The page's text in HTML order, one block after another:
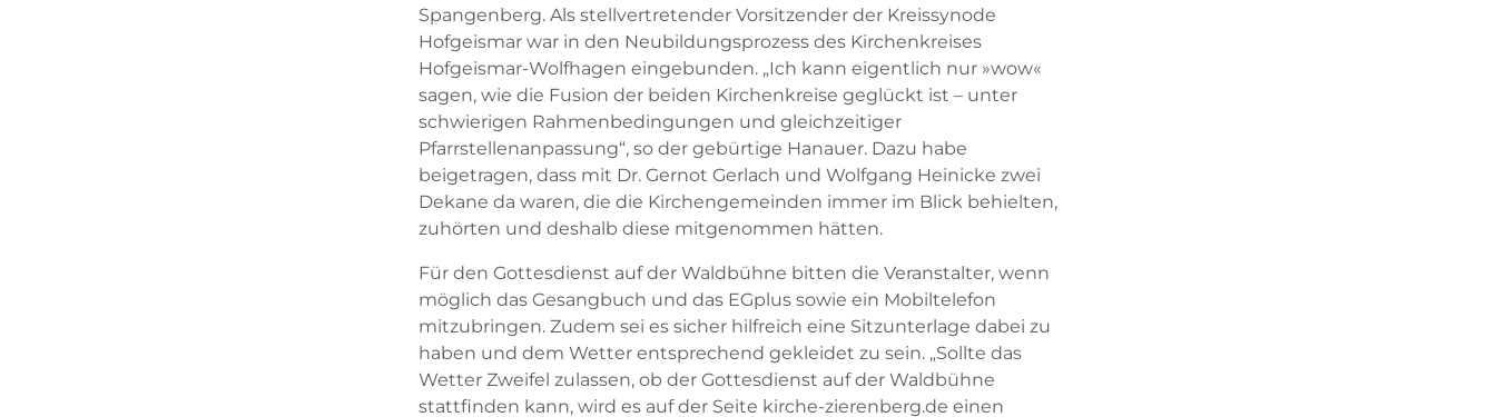
Spangenberg. Als stellvertretender Vorsitzender der Kreissynode
Hofgeismar war in den Neubildungsprozess des Kirchenkreises
Hofgeismar-Wolfhagen eingebunden. „Ich kann eigentlich nur »wow«
sagen, wie die Fusion der beiden Kirchenkreise geglückt ist – unter
schwierigen Rahmenbedingungen und gleichzeitiger
Pfarrstellenanpassung“, so der gebürtige Hanauer. Dazu habe
beigetragen, dass mit Dr. Gernot Gerlach und Wolfgang Heinicke zwei
Dekane da waren, die die Kirchengemeinden immer im Blick behielten,
zuhörten und deshalb diese mitgenommen hätten.
Für den Gottesdienst auf der Waldbühne bitten die Veranstalter, wenn
möglich das Gesangbuch und das EGplus sowie ein Mobiltelefon
mitzubringen. Zudem sei es sicher hilfreich eine Sitzunterlage dabei zu
haben und dem Wetter entsprechend gekleidet zu sein. „Sollte das
Wetter Zweifel zulassen, ob der Gottesdienst auf der Waldbühne
stattfinden kann, wird es auf der Seite kirche-zierenberg.de einen